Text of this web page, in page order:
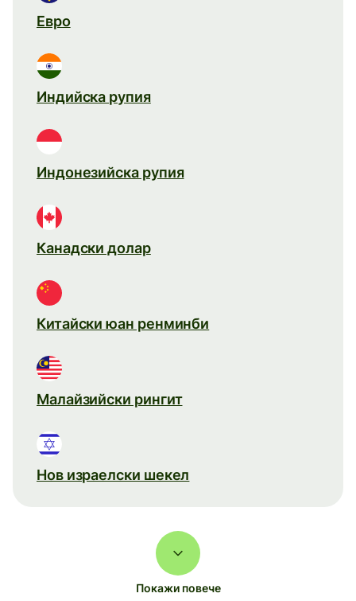
Евро
Индийска рупия
Индонезийска рупия
Канадски долар
Китайски юан ренминби
Малайзийски рингит
Нов израелски шекел
Покажи повече